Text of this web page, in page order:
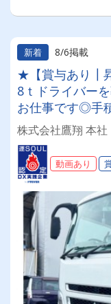
新着 8/6掲載
★【賞与あり┃
8ｔドライバー
お仕事です◎手
げる◎福利厚生
遇
株式会社鷹翔 本社
動画あり